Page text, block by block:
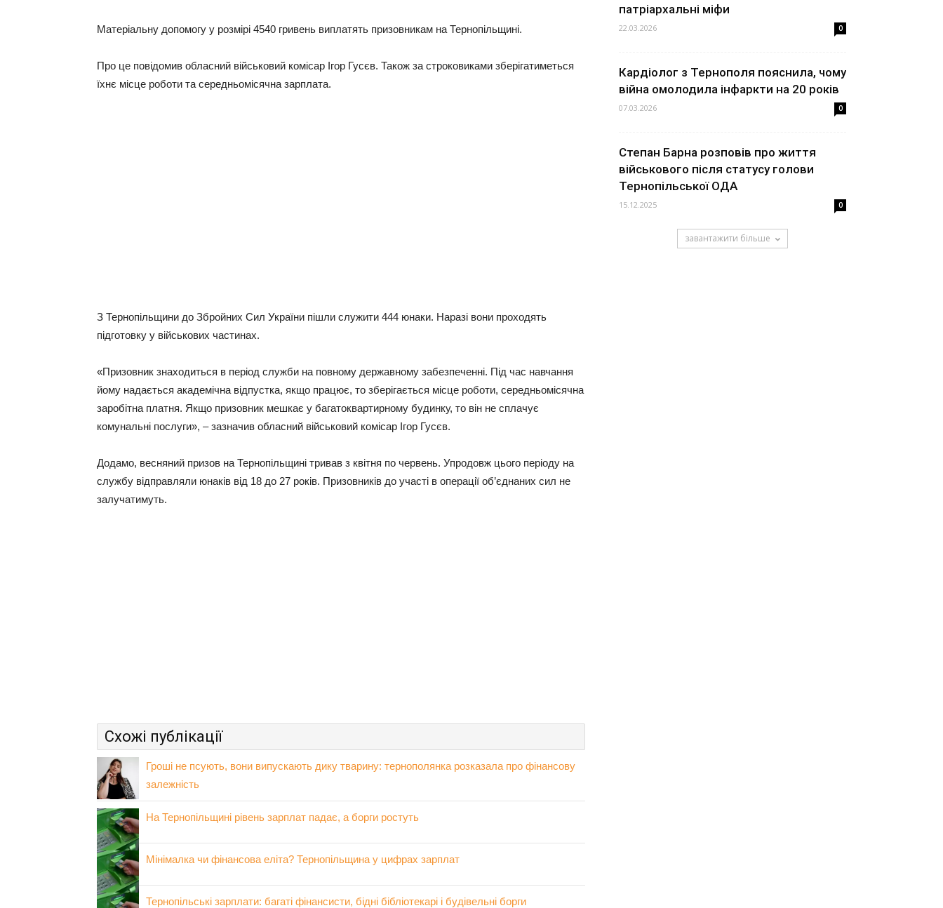
Матеріальну допомогу у розмірі 4540 гривень виплатять призовникам на Тернопільщині.
Про це повідомив обласний військовий комісар Ігор Гусєв. Також за строковиками зберігатиметься
їхнє місце роботи та середньомісячна зарплата.
З Тернопільщини до Збройних Сил України пішли служити 444 юнаки. Наразі вони проходять
підготовку у військових частинах.
«Призовник знаходиться в період служби на повному державному забезпеченні. Під час навчання
йому надається академічна відпустка, якщо працює, то зберігається місце роботи, середньомісячна
заробітна платня. Якщо призовник мешкає у багатоквартирному будинку, то він не сплачує
комунальні послуги», – зазначив обласний військовий комісар Ігор Гусєв.
Додамо, весняний призов на Тернопільщині тривав з квітня по червень. Упродовж цього періоду на
службу відправляли юнаків від 18 до 27 років. Призовників до участі в операції об’єднаних сил не
залучатимуть.
Схожі публікації
Гроші не псують, вони випускають дику тварину: тернополянка розказала про фінансову
залежність
На Тернопільщині рівень зарплат падає, а борги ростуть
Мінімалка чи фінансова еліта? Тернопільщина у цифрах зарплат
Тернопільські зарплати: багаті фінансисти, бідні бібліотекарі і будівельні борги
патріархальні міфи
22.03.2026 0
Кардіолог з Тернополя пояснила, чому
війна омолодила інфаркти на 20 років
07.03.2026 0
Степан Барна розповів про життя
військового після статусу голови
Тернопільської ОДА
15.12.2025 0
завантажити більше